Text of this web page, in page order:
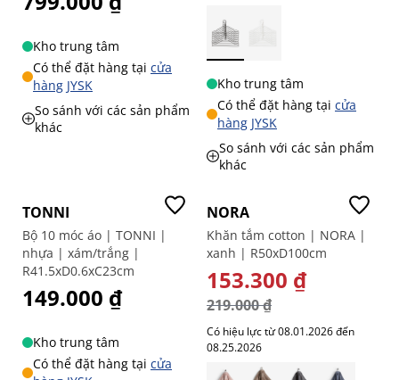
Kho trung tâm
Có thể đặt hàng tại cửa
hàng JYSK
So sánh với các sản phẩm
khác
Kho trung tâm
Có thể đặt hàng tại cửa
hàng JYSK
So sánh với các sản phẩm
khác
TONNI
Bộ 10 móc áo | TONNI |
nhựa | xám/trắng |
R41.5xD0.6xC23cm
149.000 ₫
Kho trung tâm
Có thể đặt hàng tại cửa
NORA
Khăn tắm cotton | NORA |
xanh | R50xD100cm
GIÁ ĐẶC BIỆT
153.300 ₫
219.000 ₫
Có hiệu lực từ 08.01.2026 đến
08.25.2026